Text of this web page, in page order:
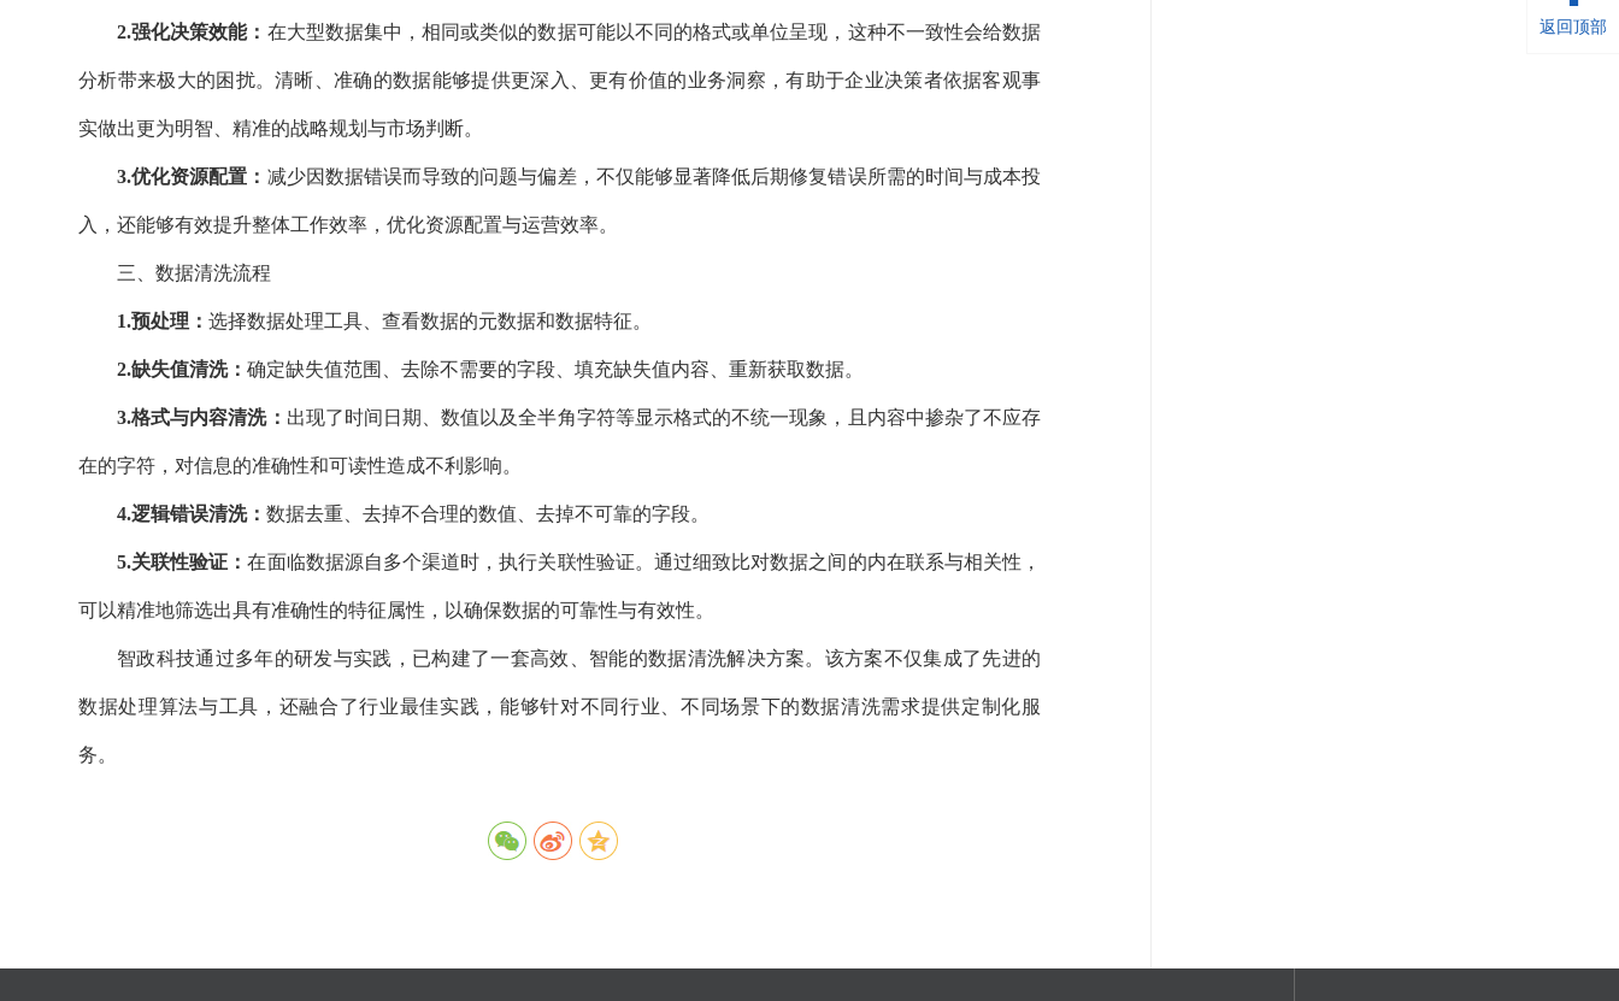
2.强化决策效能： 在大型数据集中，相同或类似的数据可能以不同的格式或单位呈现，这种不一致性会给数据
分析带来极大的困扰。清晰、准确的数据能够提供更深入、更有价值的业务洞察，有助于企业决策者依据客观事
实做出更为明智、精准的战略规划与市场判断。
3.优化资源配置： 减少因数据错误而导致的问题与偏差，不仅能够显著降低后期修复错误所需的时间与成本投
入，还能够有效提升整体工作效率，优化资源配置与运营效率。
三、数据清洗流程
1.预处理： 选择数据处理工具、 查看数据的元数据和数据特征。
2.缺失值清洗： 确定缺失值范围、去除不需要的字段、填充缺失值内容、重新获取数据。
3.格式与内容清洗： 出现了时间日期、数值以及全半角字符等显示格式的不统一现象，且内容中掺杂了不应存
在的字符，对信息的准确性和可读性造成不利影响。
4.逻辑错误清洗： 数据去重、去掉不合理的数值、去掉不可靠的字段。
5.关联性验证：在面临数据源自多个渠道时，执行关联性验证。通过细致比对数据之间的内在联系与相关性，
可以精准地筛选出具有准确性的特征属性，以确保数据的可靠性与有效性。
智政科技通过多年的研发与实践，已构建了一套高效、智能的数据清洗解决方案。该方案不仅集成了先进的
数据处理算法与工具，还融合了行业最佳实践，能够针对不同行业、不同场景下的数据清洗需求提供定制化服
务。
返回顶部